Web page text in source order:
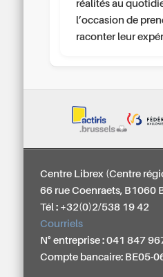
réalités au
l’occasion de
raconter leur
Centre Librex (Centre
66 rue Coenraets, B1060
Tél : +32(0)2/538 19 42
Courriels
N° entreprise : 041 847
Compte bancaire: BE05-